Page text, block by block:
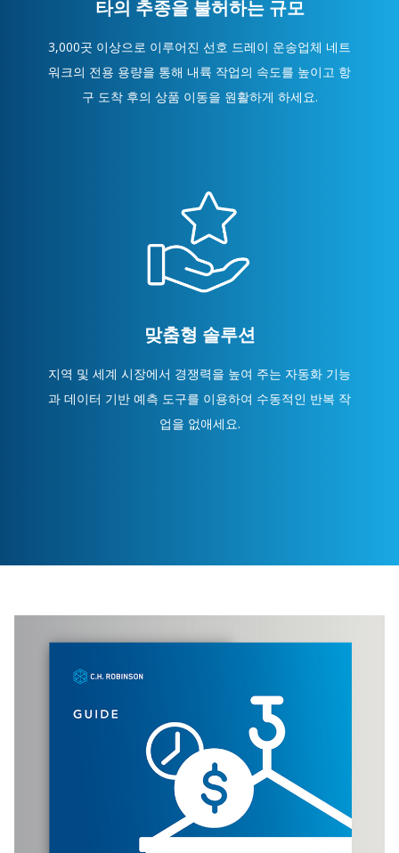
타의 추종을 불허하는 규모
3,000곳 이상으로 이루어진 선호 드레이 운송업체 네트
워크의 전용 용량을 통해 내륙 작업의 속도를 높이고 항
구 도착 후의 상품 이동을 원활하게 하세요.
맞춤형 솔루션
지역 및 세계 시장에서 경쟁력을 높여 주는 자동화 기능
과 데이터 기반 예측 도구를 이용하여 수동적인 반복 작
업을 없애세요.